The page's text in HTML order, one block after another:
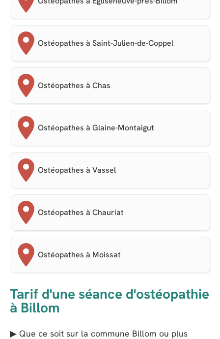
Ostéopathes à Saint-Julien-de-Coppel
Ostéopathes à Chas
Ostéopathes à Glaine-Montaigut
Ostéopathes à Vassel
Ostéopathes à Chauriat
Ostéopathes à Moissat
Tarif d'une séance d'ostéopathie
à Billom
▶ Que ce soit sur la commune Billom ou plus